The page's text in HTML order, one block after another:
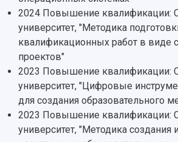
Персоналии
Сотрудники и преподаватели
Заслуженные деятели
Структура университета
Институты и факультеты
Кафедры
Научные подразделения
Отделы и службы
Общественные организации
Мультимедиа
Подкасты
Просветительский проект
Профессорско-
Расписание занятий
Стипендии
Тестирование иностранных
знание русского языка,
основ законодательства РФ
Справочные материалы
Научная инфраструктура
Научно-исследовательские
Структурная схема
исследовательской
Материальная база
Подразделения научного
Организационные документы
2024 Повышение квалификации:
университет, "Методика
квалификационных работ в виде
проектов"
2023 Повышение квалификации:
университет, "Цифровые
для создания образовательного
2023 Повышение квалификации:
университет, "Методика создания